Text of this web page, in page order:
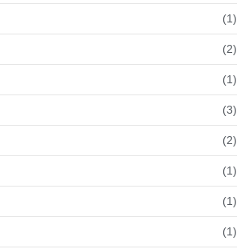
(1)
(2)
(1)
(3)
(2)
(1)
(1)
(1)